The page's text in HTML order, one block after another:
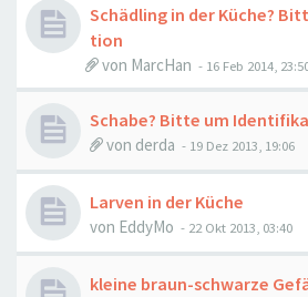
Schädling in der Küche?
tion
von MarcHan - 16 Feb 2014,
Schabe? Bitte um
von derda - 19 Dez 2013, 19:06
Larven in der Küche
von EddyMo - 22 Okt 2013, 03:40
kleine braun-schwarze